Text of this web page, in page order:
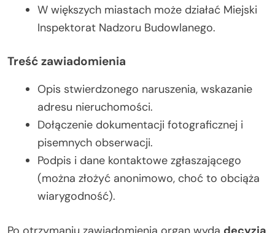
W większych miastach może działać Miejski
Inspektorat Nadzoru Budowlanego.
Treść zawiadomienia
Opis stwierdzonego naruszenia, wskazanie
adresu nieruchomości.
Dołączenie dokumentacji fotograficznej i
pisemnych obserwacji.
Podpis i dane kontaktowe zgłaszającego
(można złożyć anonimowo, choć to obciąża
wiarygodność).